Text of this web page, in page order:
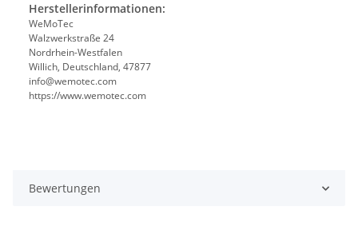
Herstellerinformationen:
WeMoTec
Walzwerkstraße 24
Nordrhein-Westfalen
Willich, Deutschland, 47877
info@wemotec.com
https://www.wemotec.com
Bewertungen